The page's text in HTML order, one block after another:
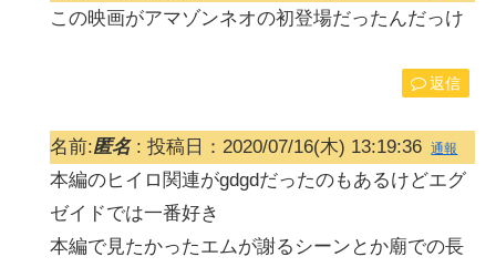
この映画がアマゾンネオの初登場だったんだっけ
返信
名前:匿名: 投稿日：2020/07/16(木) 13:19:36 通報
本編のヒイロ関連がgdgdだったのもあるけどエグ
ゼイドでは一番好き
本編で見たかったエムが謝るシーンとか廟での長